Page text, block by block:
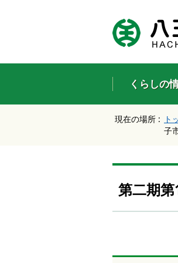
ン
タ
ー
キ
ナ
ビ
ョ
を
キ
て
くらしの
現在の場所 : ト
子
第二期